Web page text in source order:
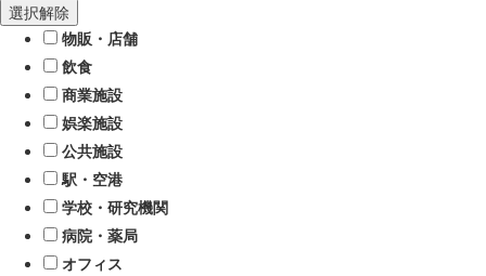
選択解除
物販・店舗
飲食
商業施設
娯楽施設
公共施設
駅・空港
学校・研究機関
病院・薬局
オフィス